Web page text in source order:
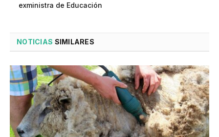
exministra de Educación
NOTICIAS SIMILARES